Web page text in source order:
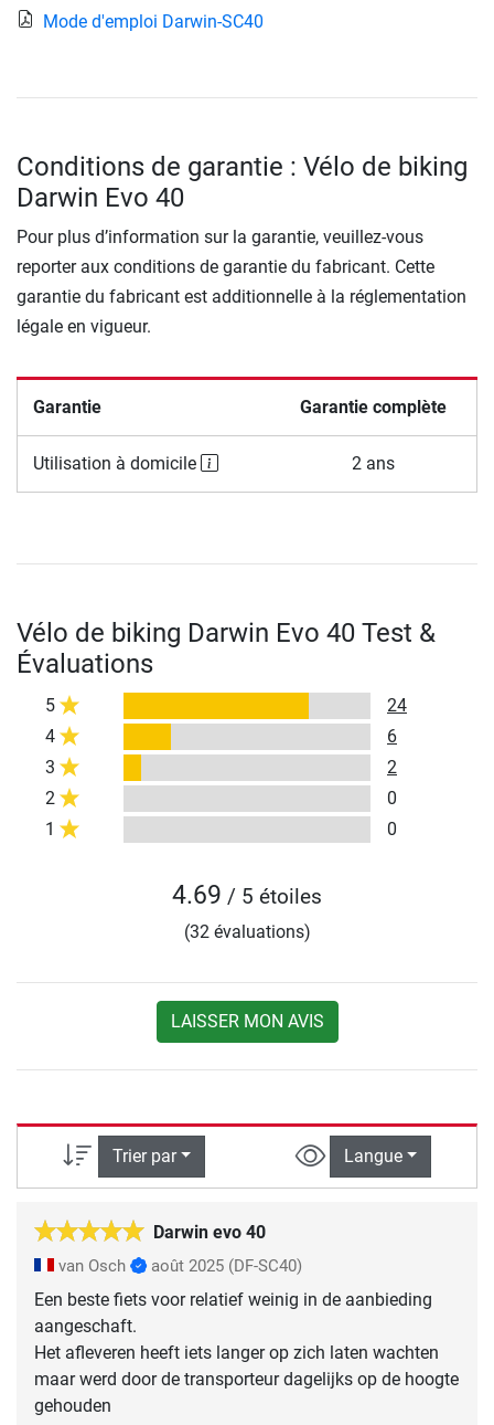
Mode d'emploi Darwin-SC40
Conditions de garantie : Vélo de biking
Darwin Evo 40
Pour plus d’information sur la garantie, veuillez-vous
reporter aux conditions de garantie du fabricant. Cette
garantie du fabricant est additionnelle à la réglementation
légale en vigueur.
Garantie Garantie complète
Utilisation à domicile 2 ans
Vélo de biking Darwin Evo 40 Test &
Évaluations
5
24
4
6
3
2
2
0
1
0
4.69 / 5 étoiles
(32 évaluations)
LAISSER MON AVIS
Trier par Langue
Darwin evo 40
van Osch août 2025 (DF-SC40)
Een beste fiets voor relatief weinig in de aanbieding
aangeschaft.
Het afleveren heeft iets langer op zich laten wachten
maar werd door de transporteur dagelijks op de hoogte
gehouden